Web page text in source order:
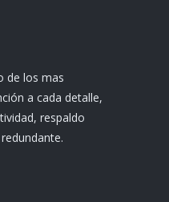
de los mas
a cada detalle,
respaldo